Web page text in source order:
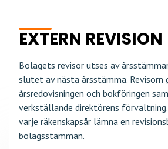
EXTERN REVISION
Bolagets revisor utses av
slutet av nästa årsstämma. Revisorn
årsredovisningen och bokföringen
verkställande direktörens
varje räkenskapsår lämna en
bolagsstämman.